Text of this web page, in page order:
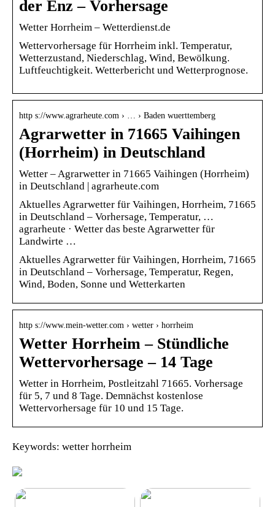
der Enz – Vorhersage
Wetter Horrheim – Wetterdienst.de
Wettervorhersage für Horrheim inkl. Temperatur,
Wetterzustand, Niederschlag, Wind, Bewölkung.
Luftfeuchtigkeit. Wetterbericht und Wetterprognose.
http s://www.agrarheute.com › … › Baden wuerttemberg
Agrarwetter in 71665 Vaihingen
(Horrheim) in Deutschland
Wetter – Agrarwetter in 71665 Vaihingen (Horrheim)
in Deutschland | agrarheute.com
Aktuelles Agrarwetter für Vaihingen, Horrheim, 71665
in Deutschland – Vorhersage, Temperatur, …
agrarheute · Wetter das beste Agrarwetter für
Landwirte …
Aktuelles Agrarwetter für Vaihingen, Horrheim, 71665
in Deutschland – Vorhersage, Temperatur, Regen,
Wind, Boden, Sonne und Wetterkarten
http s://www.mein-wetter.com › wetter › horrheim
Wetter Horrheim – Stündliche
Wettervorhersage – 14 Tage
Wetter in Horrheim, Postleitzahl 71665. Vorhersage
für 5, 7 und 8 Tage. Demnächst kostenlose
Wettervorhersage für 10 und 15 Tage.
Keywords: wetter horrheim